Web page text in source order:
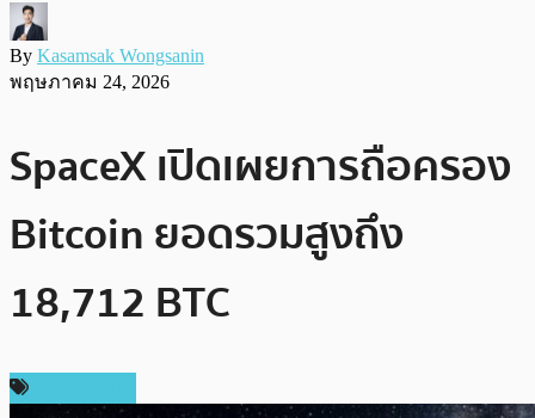
By Kasamsak Wongsanin
พฤษภาคม 24, 2026
SpaceX เปิดเผยการถือครอง
Bitcoin ยอดรวมสูงถึง
18,712 BTC